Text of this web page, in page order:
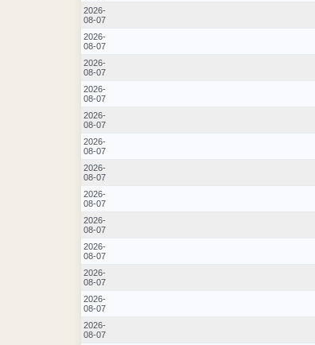
2026-
08-07
2026-
08-07
2026-
08-07
2026-
08-07
2026-
08-07
2026-
08-07
2026-
08-07
2026-
08-07
2026-
08-07
2026-
08-07
2026-
08-07
2026-
08-07
2026-
08-07